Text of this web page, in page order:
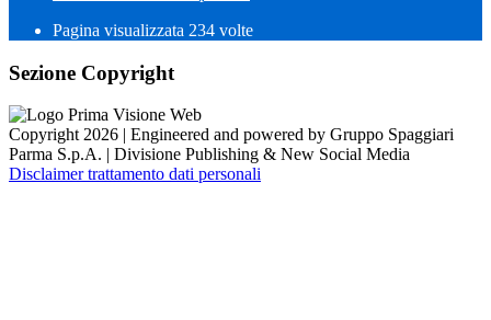
Pagina visualizzata 234 volte
Sezione Copyright
Copyright 2026 | Engineered and powered by Gruppo Spaggiari
Parma S.p.A. | Divisione Publishing & New Social Media
Disclaimer trattamento dati personali